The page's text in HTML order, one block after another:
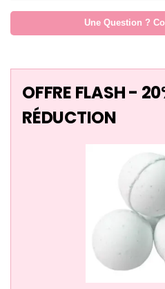
Une Question ?
OFFRE FLASH -
RÉDUCTION